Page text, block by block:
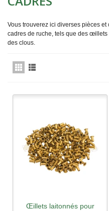
Vous trouverez ici diverses pièces
cadres de ruche, tels que des
des clous.
Œillets laitonnés pour